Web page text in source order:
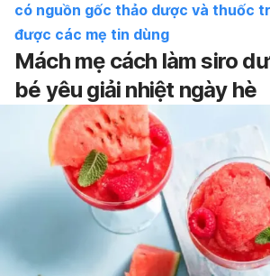
có nguồn gốc thảo dược và thuốc
được các mẹ tin dùng
Mách mẹ cách làm siro
bé yêu giải nhiệt ngày hè